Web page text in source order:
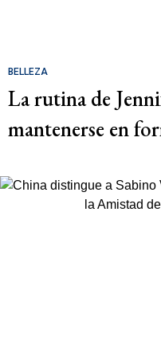
BELLEZA
La rutina de
mantenerse en